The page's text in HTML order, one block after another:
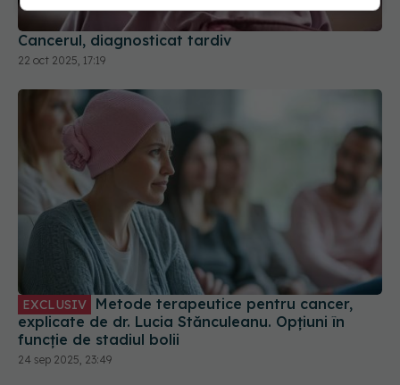
Cancerul, diagnosticat tardiv
22 oct 2025, 17:19
EXCLUSIV
explicate de dr. Lucia Stănculeanu. Opțiuni în
funcție de stadiul bolii
24 sep 2025, 23:49